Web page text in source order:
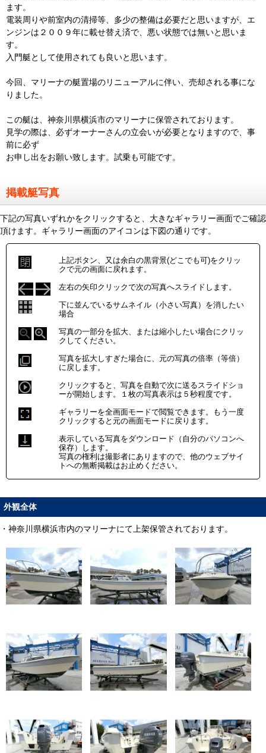
ます。
電装周りや前室内の清掃等、多少の整備は必要だと思いますが、エ
ンジンは２００９年に載せ替え済で、悪い状態では無いと思いま
す。
入門艇として使用されても良いと思います。
今回、マリーナの艇置場のリニューアルに伴い、売却される事にな
りました。
この艇は、神奈川県横浜市のマリーナに保管されております。
見学の際は、必ずオーナーさんの立会いが必要となりますので、事
前に必ず
お申し出をお願い致します。試乗も可能です。
掲載艇写真
下記の写真いずれかをクリックすると、大きなギャラリー画面でご確認
頂けます。ギャラリー画面のアイコンは下図の通りです。
上記ボタン、又は余白の黒背景(どこでも可)をクリッ
クで元の画面に戻れます。
左右の矢印クリックで次の写真へスライドします。
下に並んでいるサムネイル（小さい写真）を消したい
場合
写真の一部分を拡大、または縮小したい場合にクリッ
クしてください。
写真を拡大しすぎた場合に、元の写真の倍率（等倍）
に戻します。
クリックすると、写真を自動で次に送るスライドショ
ーが開始します。１枚の写真表示は５秒程度です。
ギャラリーを全画面モードで閲覧できます。もう一度
クリックすると元の画面モードに戻ります。
表示している写真をダウンロード（自分のパソコンへ
保存）します。
写真の権利は撮影者にありますので、他のウェブサイ
トへの無断掲載はお止めください。
外観全体
・神奈川県横浜市内のマリーナにて上架保管されております。